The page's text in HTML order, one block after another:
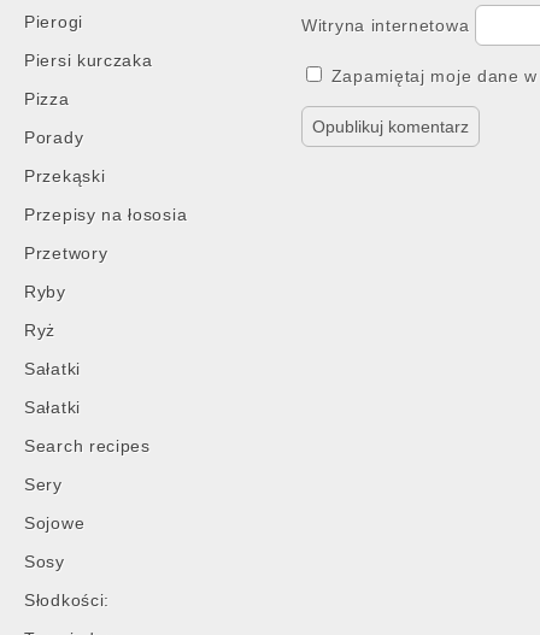
Pierogi
Piersi kurczaka
Pizza
Porady
Przekąski
Przepisy na łososia
Przetwory
Ryby
Ryż
Sałatki
Sałatki
Search recipes
Sery
Sojowe
Sosy
Słodkości:
Witryna internetowa
Zapamiętaj moje dane